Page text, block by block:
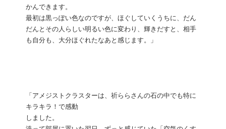
かんできます。
最初は黒っぽい色なのですが、ほぐしていくうちに、だん
だんとその人らしい明るい色に変わり、輝きだすと、相手
も自分も、大分ほぐれたなあと感じます。」
「アメジストクラスターは、祈ららさんの石の中でも特に
キラキラ！で感動
しました。